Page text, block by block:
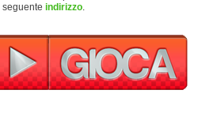
indirizzo.